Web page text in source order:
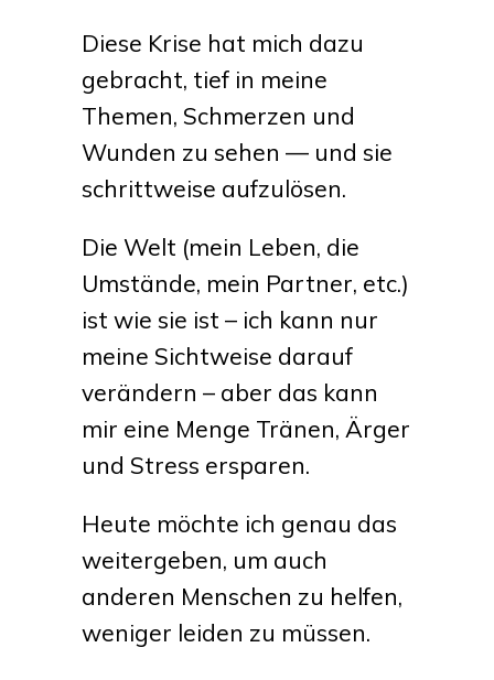
Diese Krise hat mich dazu
gebracht, tief in meine
Themen, Schmerzen und
Wunden zu sehen — und sie
schrittweise aufzulösen.
Die Welt (mein Leben, die
Umstände, mein Partner, etc.)
ist wie sie ist – ich kann nur
meine Sichtweise darauf
verändern – aber das kann
mir eine Menge Tränen, Ärger
und Stress ersparen.
Heute möchte ich genau das
weitergeben, um auch
anderen Menschen zu helfen,
weniger leiden zu müssen.